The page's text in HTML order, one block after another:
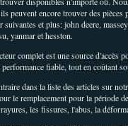
peuvent encore trouver des
et plus: john deere,
yanmar et hesston.
complet est une source d'accès
fiable, tout en coûtant
dans la liste des articles sur
le remplacement pour la période
les fissures, l'abus, la